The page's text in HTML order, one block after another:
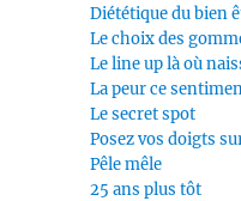
Diététique du bien
Le choix des
Le line up là où
La peur ce
Le secret spot
Posez vos doigts
Pêle mêle
25 ans plus tôt